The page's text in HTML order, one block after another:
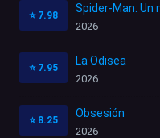
⭐ 7.98
Spider-Man: Un
2026
⭐ 7.95
La Odisea
2026
⭐ 8.25
Obsesión
2026